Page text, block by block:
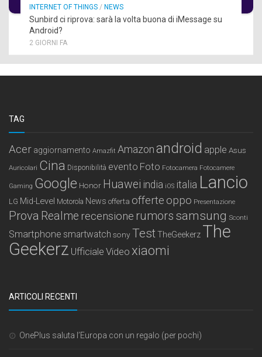
INTERNET OF THINGS / NEWS
Sunbird ci riprova: sarà la volta buona di iMessage su
Android?
2 GIORNI FA
TAG
Acer aggiornamento Amazfit Amazonandroid apple Asus
Auricolari Cina Disponibilità evento Foto Fotocamera Fotocamere
Gaming Google Honor Huawei india iOS italia Lancio
LG Mid-Level Motorola News offerta offerte oppo Presentazione
Prova Realme recensione rumors samsung Sconti
Smartphone smartwatch sony TestTheGeekerz The
Geekerz Ufficiale Video xiaomi
ARTICOLI RECENTI
OnePlus saluta l’Europa con un regalo (per pochi)